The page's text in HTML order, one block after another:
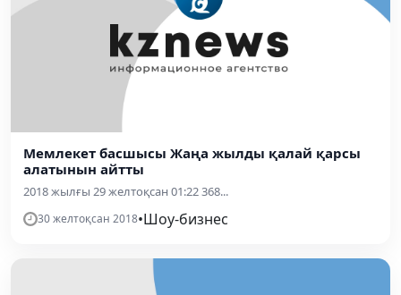
Мемлекет басшысы Жаңа жылды қалай қарсы
алатынын айтты
2018 жылғы 29 желтоқсан 01:22 368...
30 желтоқсан 2018•Шоу-бизнес